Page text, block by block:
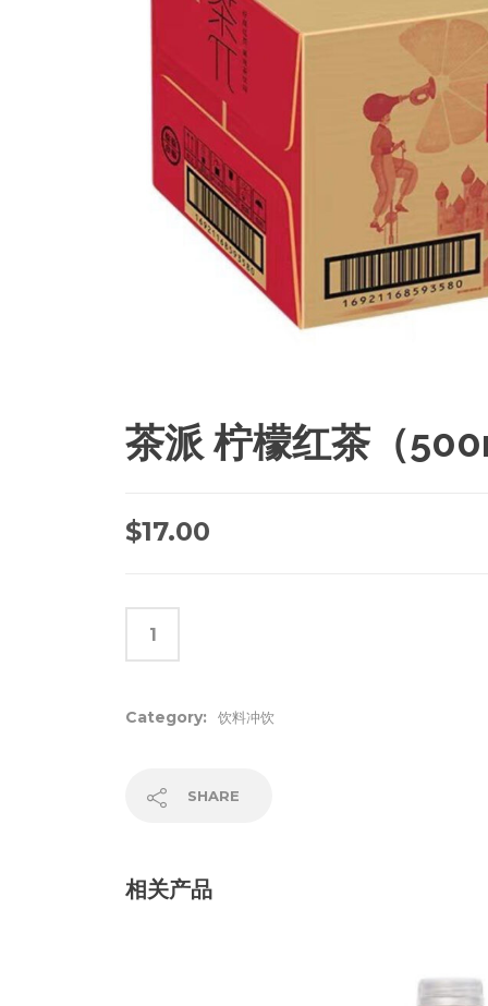
茶派 柠檬红茶（
$17.00
Category: 饮料冲饮
SHARE
相关产品